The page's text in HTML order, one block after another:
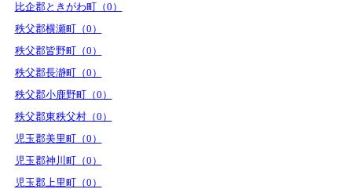
比企郡ときがわ町（0）
秩父郡横瀬町（0）
秩父郡皆野町（0）
秩父郡長瀞町（0）
秩父郡小鹿野町（0）
秩父郡東秩父村（0）
児玉郡美里町（0）
児玉郡神川町（0）
児玉郡上里町（0）